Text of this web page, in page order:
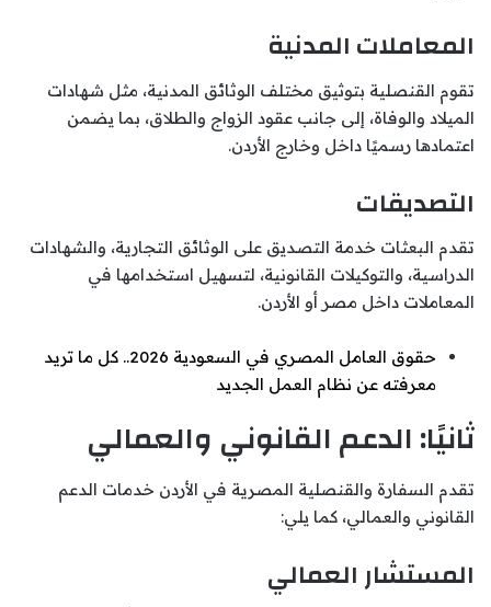
المعاملات المدنية
تقوم القنصلية بتوثيق مختلف الوثائق المدنية، مثل شهادات
الميلاد والوفاة، إلى جانب عقود الزواج والطلاق، بما يضمن
اعتمادها رسميًا داخل وخارج الأردن.
التصديقات
تقدم البعثات خدمة التصديق على الوثائق التجارية، والشهادات
الدراسية، والتوكيلات القانونية، لتسهيل استخدامها في
المعاملات داخل مصر أو الأردن.
حقوق العامل المصري في السعودية 2026.. كل ما تريد
معرفته عن نظام العمل الجديد
ثانيًا: الدعم القانوني والعمالي
تقدم السفارة والقنصلية المصرية في الأردن خدمات الدعم
القانوني والعمالي، كما يلي:
المستشار العمالي